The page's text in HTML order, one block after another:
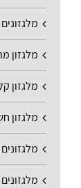
מלגזון
מלגזון
מלגזון
מלגזונים